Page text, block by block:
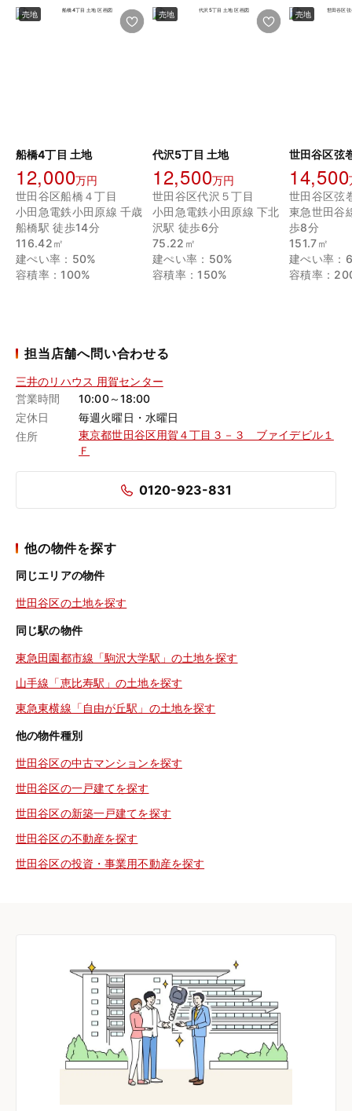
売地
船橋4丁目 土地
12,000万円
世田谷区船橋４丁目
小田急電鉄小田原線 千歳
船橋駅 徒歩14分
116.42㎡
建ぺい率：50%
容積率：100%
売地
代沢5丁目 土地
12,500万円
世田谷区代沢５丁目
小田急電鉄小田原線 下北
沢駅 徒歩6分
75.22㎡
建ぺい率：50%
容積率：150%
売地
世田谷区弦
14,500
世田谷区弦
東急世田谷
歩8分
151.7㎡
建ぺい率：
容積率：
担当店舗へ問い合わせる
三井のリハウス 用賀センター
営業時間
10:00～18:00
定休日
毎週火曜日・水曜日
住所
東京都世田谷区用賀４丁目３－３ ブァイデビル１
Ｆ
0120-923-831
他の物件を探す
同じエリアの物件
世田谷区の土地を探す
同じ駅の物件
東急田園都市線「駒沢大学駅」の土地を探す
山手線「恵比寿駅」の土地を探す
東急東横線「自由が丘駅」の土地を探す
他の物件種別
世田谷区の中古マンションを探す
世田谷区の一戸建てを探す
世田谷区の新築一戸建てを探す
世田谷区の不動産を探す
世田谷区の投資・事業用不動産を探す